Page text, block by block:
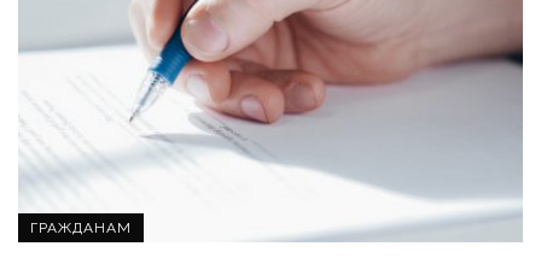
ГРАЖДАНАМ